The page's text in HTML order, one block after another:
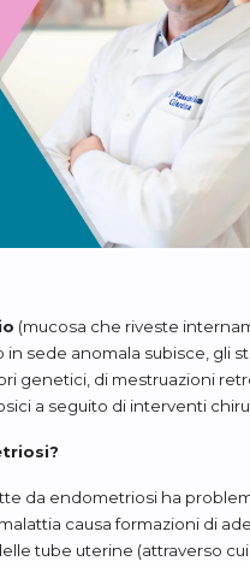
(mucosa che riveste
sede anomala subisce, gli
genetici, di mestruazioni
a seguito di interventi
da endometriosi ha
causa formazioni di
tube uterine (attraverso